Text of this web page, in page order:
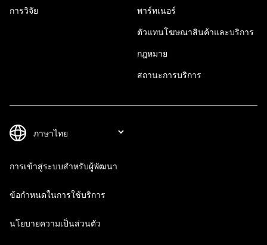
การวิจัย พาร์ทเนอร์
ตัวแทนโฆษณาสินค้าและบริการ
กฎหมาย
สถานะการบริการ
การเข้าสู่ระบบสำหรับผู้พัฒนา
ข้อกำหนดในการใช้บริการ
นโยบายความเป็นส่วนตัว